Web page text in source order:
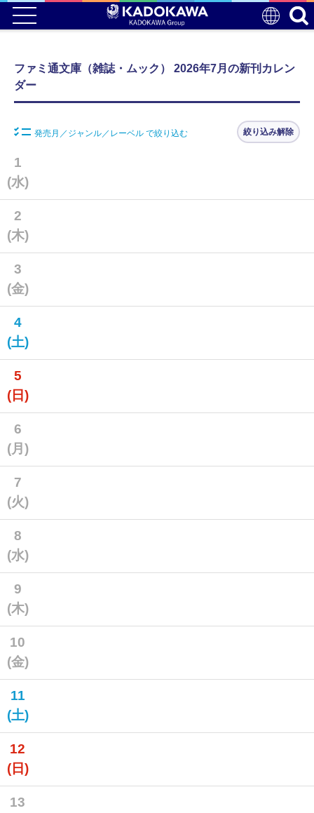
ファミ通文庫（雑誌・ムック） 2026年7月の新刊カレン
ダー
発売月／ジャンル／レーベル で絞り込む 絞り込み解除
1
(水)
2
(木)
3
(金)
4
(土)
5
(日)
6
(月)
7
(火)
8
(水)
9
(木)
10
(金)
11
(土)
12
(日)
13